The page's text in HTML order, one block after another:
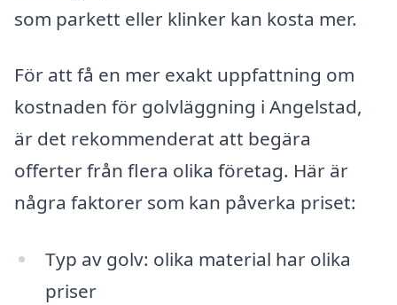
som parkett eller klinker kan kosta mer.
För att få en mer exakt uppfattning om
kostnaden för golvläggning i Angelstad,
är det rekommenderat att begära
offerter från flera olika företag. Här är
några faktorer som kan påverka priset:
Typ av golv: olika material har olika
priser